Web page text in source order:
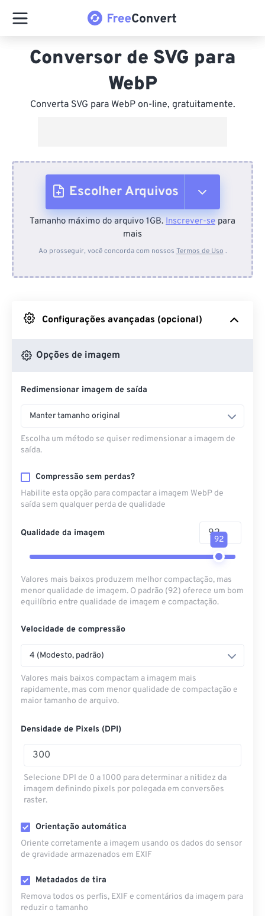
Conversor de SVG para
WebP
Converta SVG para WebP on-line, gratuitamente.
Escolher Arquivos
Do dispositivo
Do Google Drive
Do OneDrive
Da URL
Tamanho máximo do arquivo 1GB. Inscrever-se para
mais
Ao prosseguir, você concorda com nossos Termos de Uso .
Configurações avançadas (opcional)
Opções de imagem
Redimensionar imagem de saída
Manter tamanho original
Escolha um método se quiser redimensionar a imagem de
saída.
Compressão sem perdas?
Habilite esta opção para compactar a imagem WebP de
saída sem qualquer perda de qualidade
Qualidade da imagem
92
Valores mais baixos produzem melhor compactação, mas
menor qualidade de imagem. O padrão (92) oferece um bom
equilíbrio entre qualidade de imagem e compactação.
Velocidade de compressão
4 (Modesto, padrão)
Valores mais baixos compactam a imagem mais
rapidamente, mas com menor qualidade de compactação e
maior tamanho de arquivo.
Densidade de Pixels (DPI)
Selecione DPI de 0 a 1000 para determinar a nitidez da
imagem definindo pixels por polegada em conversões
raster.
Orientação automática
Oriente corretamente a imagem usando os dados do sensor
de gravidade armazenados em EXIF
Metadados de tira
Remova todos os perfis, EXIF ​​e comentários da imagem para
reduzir o tamanho